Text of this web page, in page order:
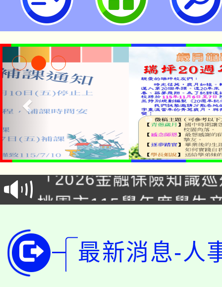
公告本校115學年度第
代理(課)教師甄選結果(
「2026金融保險知識
車」活動
桃園市115學年度學生
代理(課)教師甄選結果(
公告本校115學年度第
代理(課)教師甄選結果(
轉知中國文化大學推廣
最新消息-人